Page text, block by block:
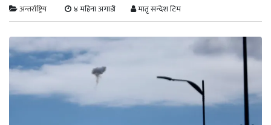
अन्तर्राष्ट्रिय ४ महिना अगाडी मातृ सन्देश टिम